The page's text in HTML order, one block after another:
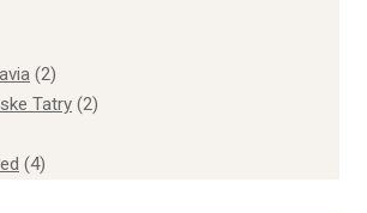
(2)
Tatry (2)
(4)